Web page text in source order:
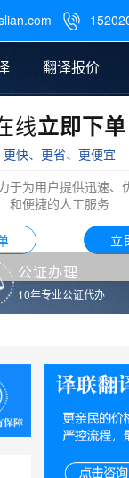

翻译报价
笔译翻译报价
公证样本
线立即下单
更快、更省、更便宜
于为用户提供迅速、
和便捷的人工服务
立
公证办理
10年专业公证代办